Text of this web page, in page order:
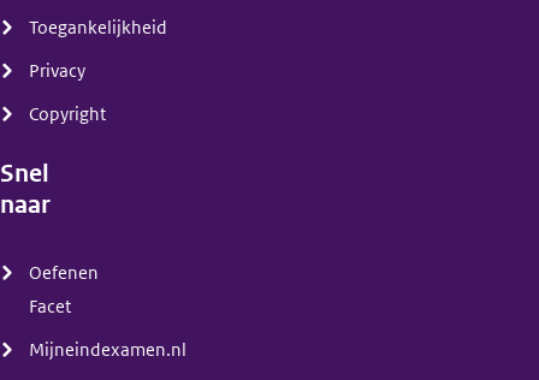
Toegankelijkheid
Privacy
Copyright
Snel
naar
Oefenen
Facet
Mijneindexamen.nl